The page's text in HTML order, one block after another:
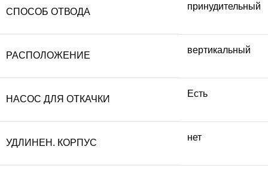
СПОСОБ ОТВОДА
принудительный
РАСПОЛОЖЕНИЕ
вертикальный
НАСОС ДЛЯ ОТКАЧКИ
Есть
УДЛИНЕН. КОРПУС
нет